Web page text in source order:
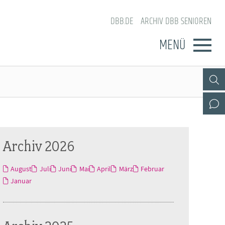
DBB.DE ARCHIV DBB SENIOREN
MENÜ
Archiv 2026
August Juli Juni Mai April März
Februar
Januar